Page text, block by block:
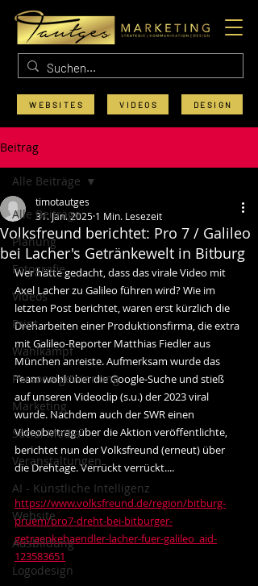
WEBSITES VIDEOS DESIGN
Beitrag
Alle Beiträge
Planung
Fotografie
Videos
Print
Wahlkampf
Personalgewinnung
Marketing
Social Media
Veranstaltungen
AI - Künstliche Intelligenz
Website
Ausbildung
Logodesign
Alle Beiträge
Volksfreund berichtet: Pro 7 / Galileo
bei Lacher's Getränkewelt in Bitburg
timotautges
31. Jan. 2025 1 Min. Lesezeit
Wer hätte gedacht, dass das virale Video mit
Axel Lacher zu Galileo führen wird? Wie im
letzten Post berichtet, waren erst kürzlich die
Dreharbeiten einer Produktionsfirma, die extra
mit Galileo-Reporter Matthias Fiedler aus
München anreiste. Aufmerksam wurde das
Team wohl über die Google-Suche und stieß
auf unseren Videoclip (s.u.) der 2023 viral
wurde. Nachdem auch der SWR einen
Videobeitrag über die Aktion veröffentlichte,
berichtet nun der Volksfreund (erneut) über
die Drehtage. Verrückt verrückt....
https://www.volksfreund.de/region/bitburg-
pruem/pro7-dreht-bei-bitburger-
getraenkehaendler-lacher-fuer-galileo_aid-
123583651